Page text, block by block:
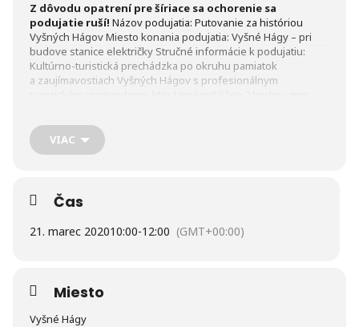
Z dôvodu opatrení pre šíriace sa ochorenie sa
podujatie ruší! Názov podujatia: Putovanie za históriou
Vyšných Hágov Miesto konania podujatia: Vyšné Hágy – pri
budove stanice električky Stručné informácie k podujatiu:
Kultúrno-turistická prechádzka po okruhu pamiatok
a zaujímavostiach Vyšných Hágov s profesionálnym
Vietor tatranský, +421949202493 Vstupné: 4 € na mieste, 3 € v
predpredaji – Múzeum tatranskej kinematografie a fotografie
alebo na čísle +421949202493 alebo +421918102296, ku každej
VIAC
Čas
21. marec 202010:00-12:00 (GMT+00:00)
Miesto
Vyšné Hágy